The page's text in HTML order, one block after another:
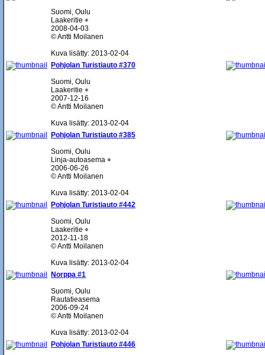
Suomi, Oulu
Laakeritie ⌖
2008-04-03
© Antti Moilanen
Kuva lisätty: 2013-02-04
Pohjolan Turistiauto #370
Suomi, Oulu
Laakeritie ⌖
2007-12-16
© Antti Moilanen
Kuva lisätty: 2013-02-04
Pohjolan Turistiauto #385
Suomi, Oulu
Linja-autoasema ⌖
2006-06-26
© Antti Moilanen
Kuva lisätty: 2013-02-04
Pohjolan Turistiauto #442
Suomi, Oulu
Laakeritie ⌖
2012-11-18
© Antti Moilanen
Kuva lisätty: 2013-02-04
Norppa #1
Suomi, Oulu
Rautatieasema
2006-09-24
© Antti Moilanen
Kuva lisätty: 2013-02-04
Pohjolan Turistiauto #446